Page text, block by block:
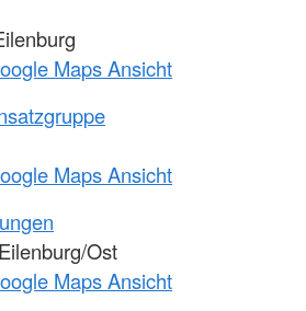
Maps Ansicht
Maps Ansicht
Ost
Maps Ansicht